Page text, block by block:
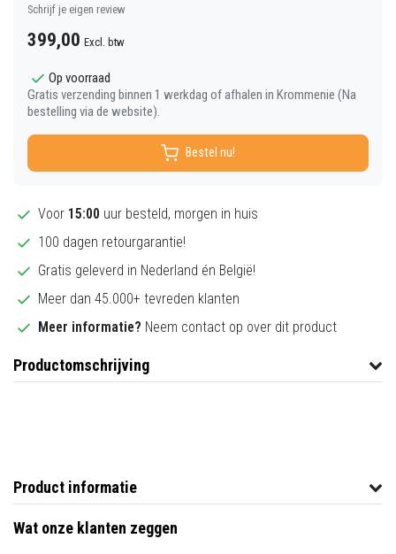
Schrijf je eigen review
399,00 Excl. btw
Op voorraad
Gratis verzending binnen 1 werkdag of afhalen in Krommenie (Na
bestelling via de website).
Bestel nu!
Voor 15:00 uur besteld, morgen in huis
100 dagen retourgarantie!
Gratis geleverd in Nederland én België!
Meer dan 45.000+ tevreden klanten
Meer informatie? Neem contact op over dit product
Productomschrijving
Product informatie
Wat onze klanten zeggen